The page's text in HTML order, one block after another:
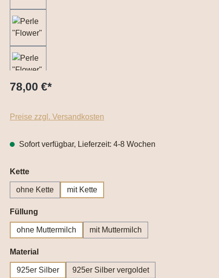
78,00 €*
Preise zzgl. Versandkosten
Sofort verfügbar, Lieferzeit: 4-8 Wochen
Ketteauswählen
ohne Kette mit Kette
Füllung
ohne Muttermilch mit Muttermilch
Materialauswählen
925er Silber
925er Silber vergoldet